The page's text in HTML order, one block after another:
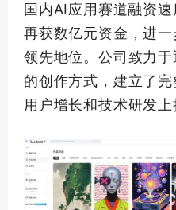
国内AI应用赛道融资
再获数亿元资金，进
领先地位。公司致力
的创作方式，建立了
用户增长和技术研发上